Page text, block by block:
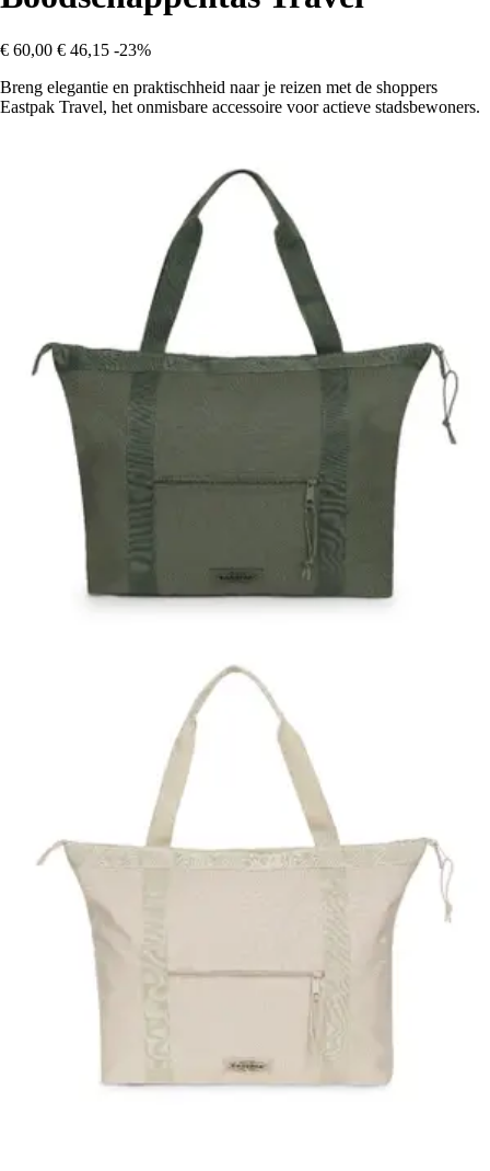
€ 60,00 € 46,15 -23%
Breng elegantie en praktischheid naar je reizen met de shoppers
Eastpak Travel, het onmisbare accessoire voor actieve stadsbewoners.